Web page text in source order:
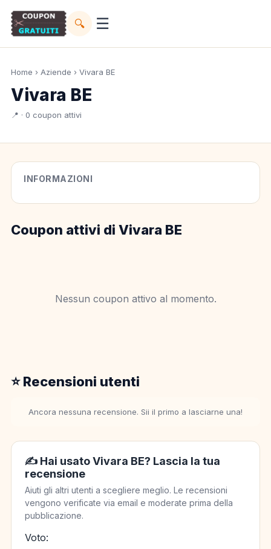
🔍 ☰
Home › Aziende › Vivara BE
Vivara BE
📍 · 0 coupon attivi
INFORMAZIONI
Coupon attivi di Vivara BE
Nessun coupon attivo al momento.
⭐ Recensioni utenti
Ancora nessuna recensione. Sii il primo a lasciarne una!
✍️ Hai usato Vivara BE? Lascia la tua
recensione
Aiuti gli altri utenti a scegliere meglio. Le recensioni
vengono verificate via email e moderate prima della
pubblicazione.
Voto: